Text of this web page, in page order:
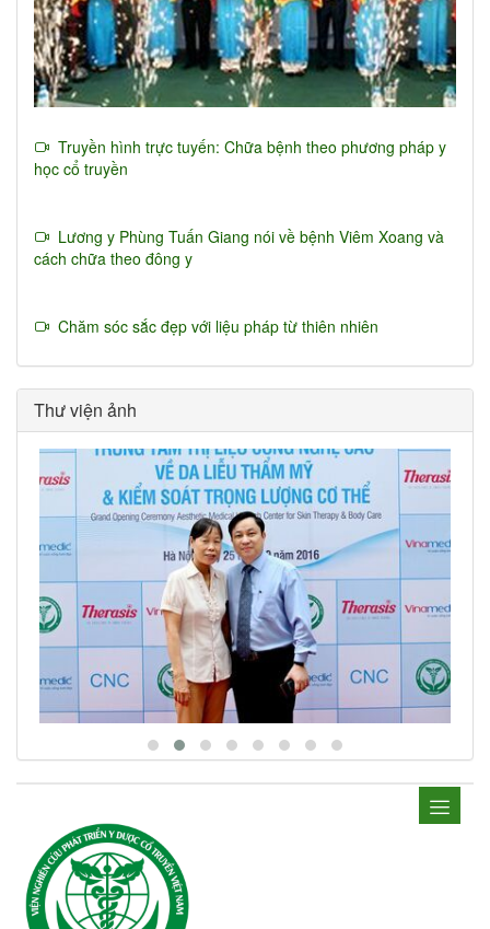
Truyền hình trực tuyến: Chữa bệnh theo phương pháp y
học cổ truyền
Lương y Phùng Tuấn Giang nói về bệnh Viêm Xoang và
cách chữa theo đông y
Chăm sóc sắc đẹp với liệu pháp từ thiên nhiên
Thư viện ảnh